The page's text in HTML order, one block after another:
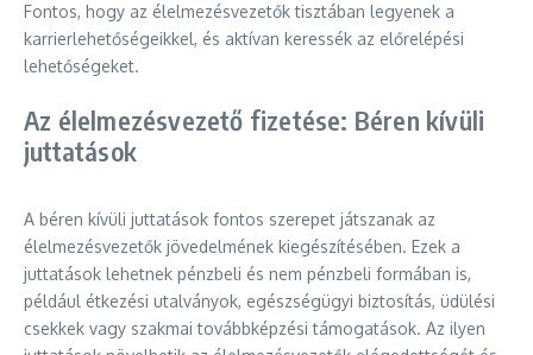
Fontos, hogy az élelmezésvezetők tisztában legyenek a
karrierlehetőségeikkel, és aktívan keressék az előrelépési
lehetőségeket.
Az élelmezésvezető fizetése: Béren kívüli
juttatások
A béren kívüli juttatások fontos szerepet játszanak az
élelmezésvezetők jövedelmének kiegészítésében. Ezek a
juttatások lehetnek pénzbeli és nem pénzbeli formában is,
például étkezési utalványok, egészségügyi biztosítás, üdülési
csekkek vagy szakmai továbbképzési támogatások. Az ilyen